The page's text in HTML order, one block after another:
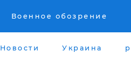
Военное обозрение
Новости Украина